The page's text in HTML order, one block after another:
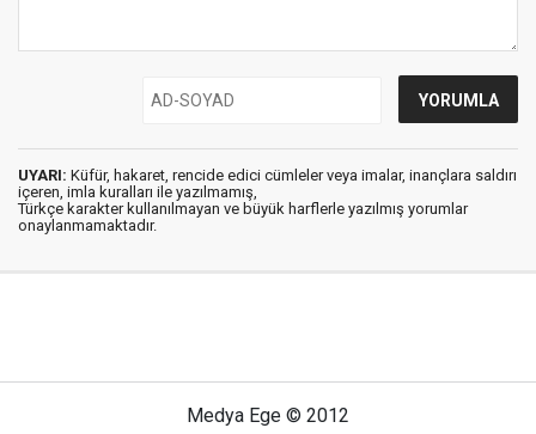
UYARI: Küfür, hakaret, rencide edici cümleler veya imalar, inançlara saldırı
içeren, imla kuralları ile yazılmamış,
Türkçe karakter kullanılmayan ve büyük harflerle yazılmış yorumlar
onaylanmamaktadır.
Medya Ege © 2012